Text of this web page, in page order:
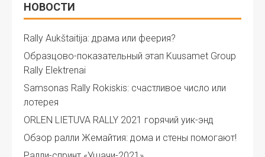
НОВОСТИ
Rally Aukštaitija: драма или феерия?
Образцово-показательный этап Kuusamet Group
Rally Elektrenai
Samsonas Rally Rokiskis: счастливое число или
лотерея
ORLEN LIETUVA RALLY 2021 горячий уик-энд
Обзор ралли Жемайтия: дома и стены помогают!